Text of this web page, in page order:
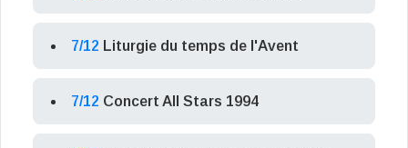
7/12 Liturgie du temps de l'Avent
7/12 Concert All Stars 1994